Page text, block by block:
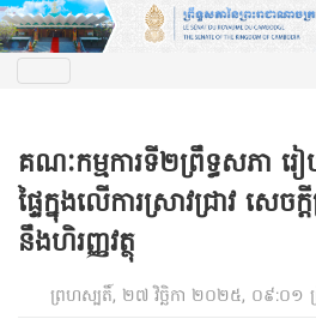
គណៈកម្មការទី២ព្រឹទ្ធសភា រៀ
ផ្ទៃក្នុងលើការស្រាវជ្រាវ សេចក្
នឹងហិរញ្ញវត្ថុ
ព្រហស្បតិ៍, ២៧ វិច្ឆិកា ២០២៥, ០៩:០១